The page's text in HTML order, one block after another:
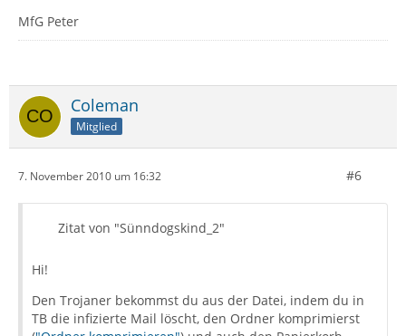
MfG Peter
Coleman
Mitglied
7. November 2010 um 16:32 #6
Zitat von "Sünndogskind_2"
Hi!
Den Trojaner bekommst du aus der Datei, indem du in
TB die infizierte Mail löscht, den Ordner komprimierst